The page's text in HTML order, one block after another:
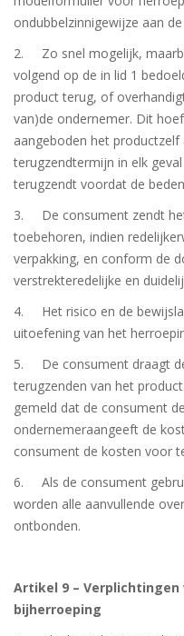
ondubbelzinnigewijze aan
2. Zo snel mogelijk,
volgend op de in lid 1
product terug, of
van)de ondernemer. Dit
aangeboden het
terugzendtermijn in elk
terugzendt voordat de
3. De consument zendt
toebehoren, indien
verpakking, en conform de
verstrekteredelijke en
4. Het risico en de
uitoefening van het
5. De consument draagt
terugzenden van het
gemeld dat de consument
ondernemeraangeeft de
consument de kosten voor
6. Als de consument
worden alle aanvullende
ontbonden.
Artikel 9 – Verplichtingen
bijherroeping